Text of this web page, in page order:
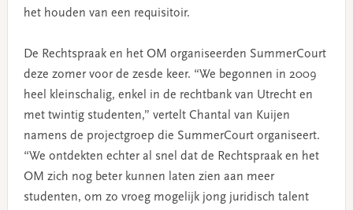
het houden van een requisitoir.
De Rechtspraak en het OM organiseerden SummerCourt
deze zomer voor de zesde keer. “We begonnen in 2009
heel kleinschalig, enkel in de rechtbank van Utrecht en
met twintig studenten,” vertelt Chantal van Kuijen
namens de projectgroep die SummerCourt organiseert.
“We ontdekten echter al snel dat de Rechtspraak en het
OM zich nog beter kunnen laten zien aan meer
studenten, om zo vroeg mogelijk jong juridisch talent